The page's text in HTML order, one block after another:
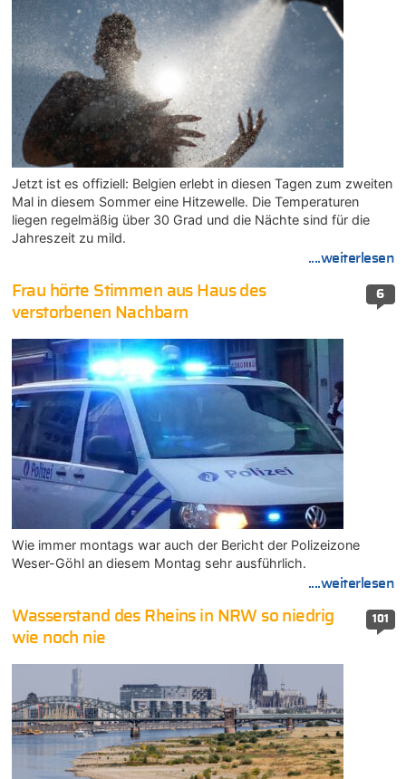
Jetzt ist es offiziell: Belgien erlebt in diesen Tagen zum zweiten
Mal in diesem Sommer eine Hitzewelle. Die Temperaturen
liegen regelmäßig über 30 Grad und die Nächte sind für die
Jahreszeit zu mild.
....weiterlesen
6
Frau hörte Stimmen aus Haus des
verstorbenen Nachbarn
Wie immer montags war auch der Bericht der Polizeizone
Weser-Göhl an diesem Montag sehr ausführlich.
....weiterlesen
101
Wasserstand des Rheins in NRW so niedrig
wie noch nie